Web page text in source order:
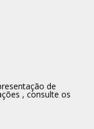
de
, consulte os